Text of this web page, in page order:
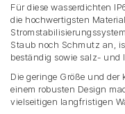
Für diese wasserdichten
die hochwertigsten
Staub noch Schmutz an,
beständig sowie salz- und
Die geringe Größe und
einem robusten Design
vielseitigen langfristigen